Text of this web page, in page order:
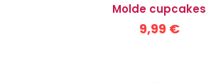
Molde cupcakes
9,99 €